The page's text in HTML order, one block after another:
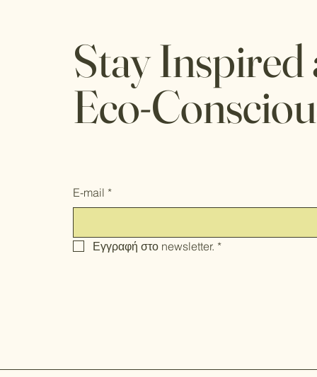
Stay Inspired
Eco-
E-mail *
Εγγραφή στο newsletter. *